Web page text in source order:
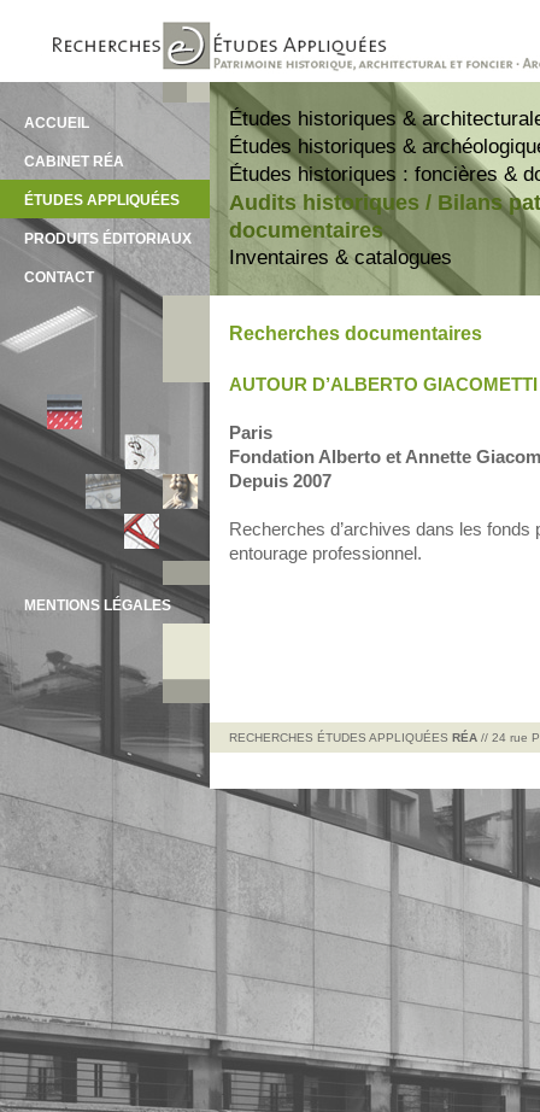
Études historiques &
Études historiques &
Études historiques : foncières &
Audits historiques / Bilans
documentaires
Inventaires & catalogues
ACCUEIL
CABINET RÉA
ÉTUDES APPLIQUÉES
PRODUITS ÉDITORIAUX
CONTACT
MENTIONS LÉGALES
Recherches documentaires
AUTOUR D’ALBERTO GIACOMETTI
Paris
Fondation Alberto et Annette
Depuis 2007
Recherches d’archives dans les
entourage professionnel.
RECHERCHES ÉTUDES APPLIQUÉES RÉA // 24 rue